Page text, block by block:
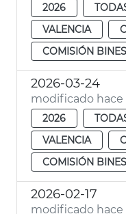
2026
VALENCIA
COMISIÓN
2026-03-24
modificado hace
2026
VALENCIA
COMISIÓN
2026-02-17
modificado hace